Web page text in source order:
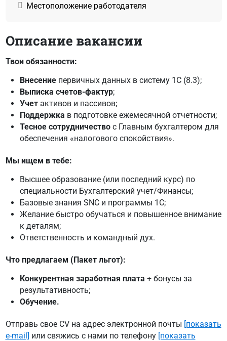
Местоположение работодателя
Описание вакансии
Твои обязанности:
Внесение первичных данных в систему 1C (8.3);
Выписка счетов-фактур;
Учет активов и пассивов;
Поддержка в подготовке ежемесячной отчетности;
Тесное сотрудничество с Главным бухгалтером для
обеспечения «налогового спокойствия».
Мы ищем в тебе:
Высшее образование (или последний курс) по
специальности Бухгалтерский учет/Финансы;
Базовые знания SNC и программы 1C;
Желание быстро обучаться и повышенное внимание
к деталям;
Ответственность и командный дух.
Что предлагаем (Пакет льгот):
Конкурентная заработная плата + бонусы за
результативность;
Обучение.
Отправь свое CV на адрес электронной почты [показать
e-mail] или свяжись с нами по телефону [показать